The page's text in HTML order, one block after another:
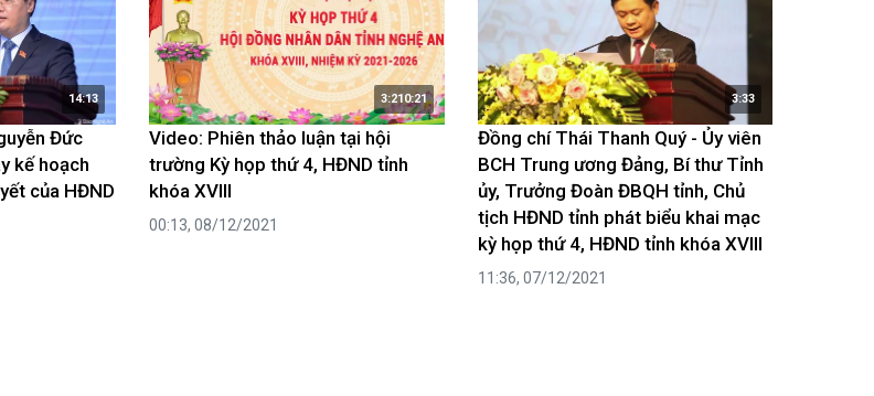
14:13
Đức
kế hoạch
của HĐND
3:210:21
Video: Phiên thảo luận tại hội
trường Kỳ họp thứ 4, HĐND tỉnh
khóa XVIII
00:13, 08/12/2021
3:33
Đồng chí Thái Thanh Quý - Ủy viên
BCH Trung ương Đảng, Bí thư Tỉnh
ủy, Trưởng Đoàn ĐBQH tỉnh, Chủ
tịch HĐND tỉnh phát biểu khai mạc
kỳ họp thứ 4, HĐND tỉnh khóa XVIII
11:36, 07/12/2021